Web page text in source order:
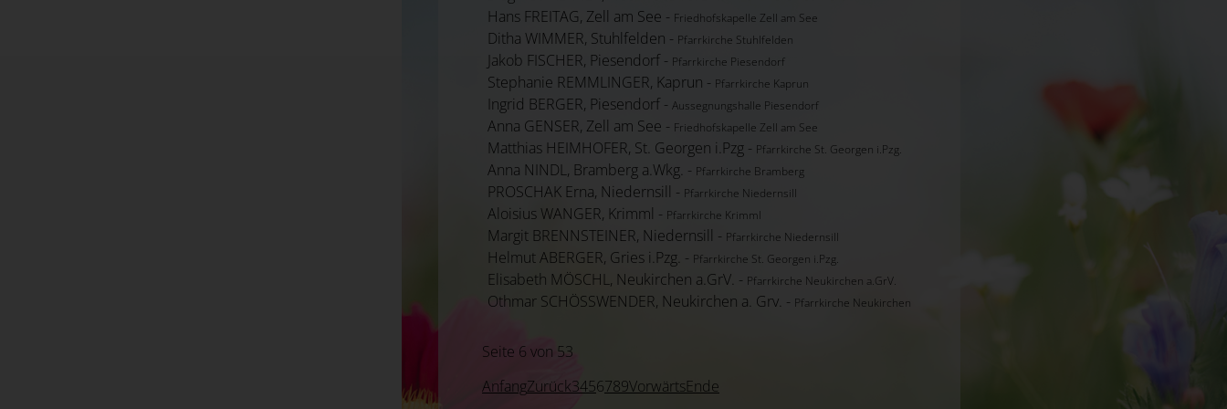
Hans FREITAG, Zell am See - Friedhofskapelle Zell am See
Ditha WIMMER, Stuhlfelden - Pfarrkirche Stuhlfelden
Jakob FISCHER, Piesendorf - Pfarrkirche Piesendorf
Stephanie REMMLINGER, Kaprun - Pfarrkirche Kaprun
Ingrid BERGER, Piesendorf - Aussegnungshalle Piesendorf
Anna GENSER, Zell am See - Friedhofskapelle Zell am See
Matthias HEIMHOFER, St. Georgen i.Pzg - Pfarrkirche St. Georgen i.Pzg.
Anna NINDL, Bramberg a.Wkg. - Pfarrkirche Bramberg
PROSCHAK Erna, Niedernsill - Pfarrkirche Niedernsill
Aloisius WANGER, Krimml - Pfarrkirche Krimml
Margit BRENNSTEINER, Niedernsill - Pfarrkirche Niedernsill
Helmut ABERGER, Gries i.Pzg. - Pfarrkirche St. Georgen i.Pzg.
Elisabeth MÖSCHL, Neukirchen a.GrV. - Pfarrkirche Neukirchen a.GrV.
Othmar SCHÖSSWENDER, Neukirchen a. Grv. - Pfarrkirche Neukirchen
Seite 6 von 53
AnfangZurück3456789VorwärtsEnde